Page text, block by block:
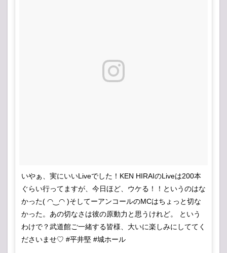
いやぁ、実にいいLiveでした！KEN HIRAIのLiveは200本
ぐらい行ってますが、今日ほど、ウケる！！というのはな
かった( ◠‿◠ )そしてーアンコールのMCはちょっと切な
かった。あの切なさは彼の原動力と思うけれど。 という
わけで？武道館ご一緒する皆様、大いに楽しみにしててく
ださいませ♡ #平井堅 #城ホール